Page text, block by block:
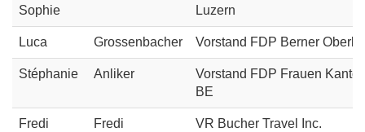
Sophie
Luzern
Luca Grossenbacher Vorstand FDP Berner
Stéphanie Anliker
Vorstand FDP Frauen
BE
Fredi
Fredi
VR Bucher Travel Inc.